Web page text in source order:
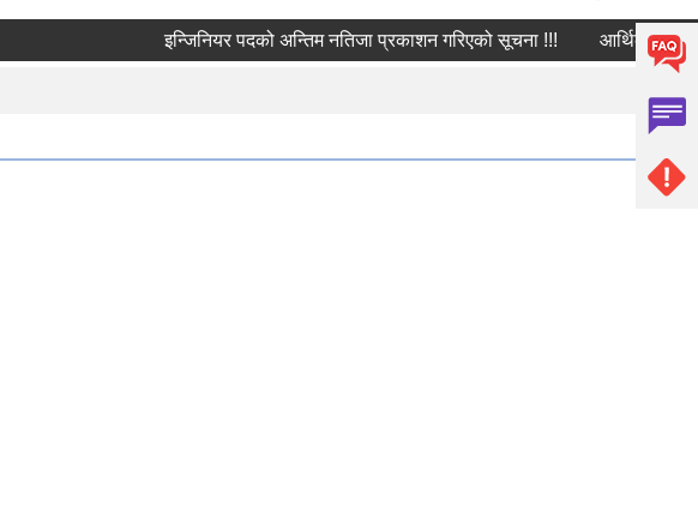
इन्जिनियर पदको अन्तिम नतिजा प्रकाशन गरिएको सूचना !!! आर्थिक प्रस्ताव